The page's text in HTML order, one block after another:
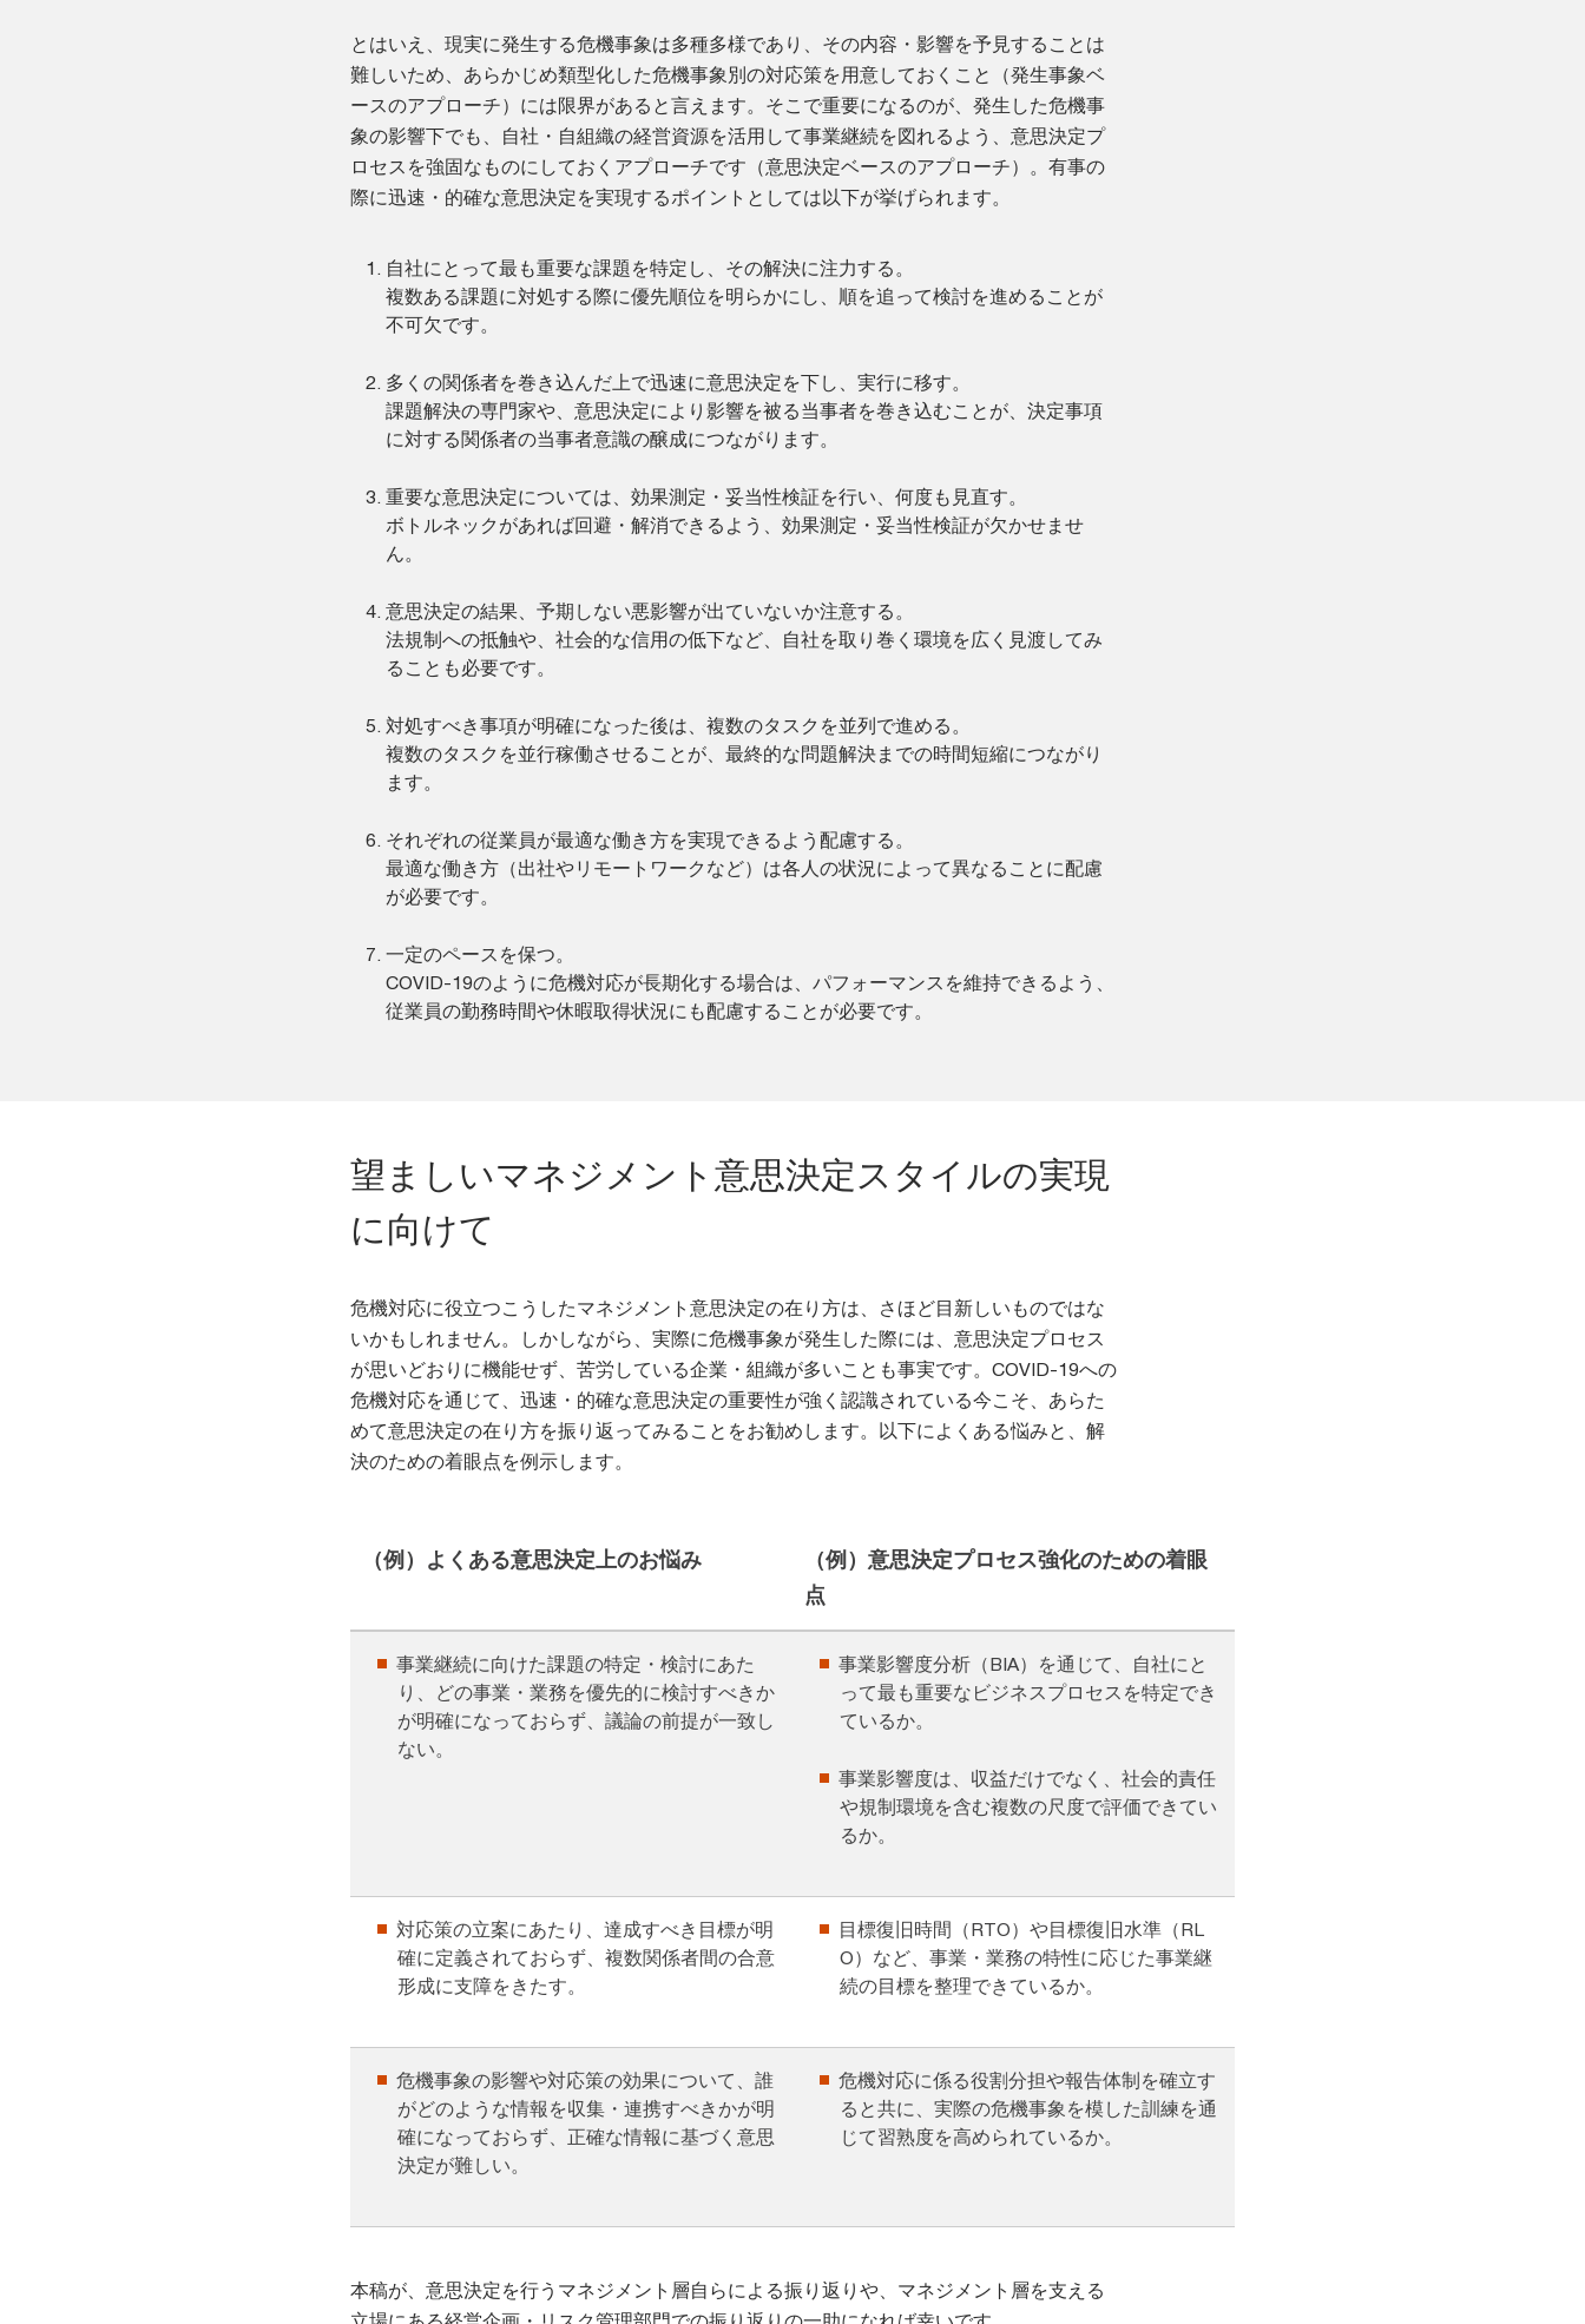
とはいえ、現実に発生する危機事象は多種多様であり、その内容・影響を予見することは
難しいため、あらかじめ類型化した危機事象別の対応策を用意しておくこと（発生事象ベ
ースのアプローチ）には限界があると言えます。そこで重要になるのが、発生した危機事
象の影響下でも、自社・自組織の経営資源を活用して事業継続を図れるよう、意思決定プ
ロセスを強固なものにしておくアプローチです（意思決定ベースのアプローチ）。有事の
際に迅速・的確な意思決定を実現するポイントとしては以下が挙げられます。
自社にとって最も重要な課題を特定し、その解決に注力する。
複数ある課題に対処する際に優先順位を明らかにし、順を追って検討を進めることが
不可欠です。
多くの関係者を巻き込んだ上で迅速に意思決定を下し、実行に移す。
課題解決の専門家や、意思決定により影響を被る当事者を巻き込むことが、決定事項
に対する関係者の当事者意識の醸成につながります。
重要な意思決定については、効果測定・妥当性検証を行い、何度も見直す。
ボトルネックがあれば回避・解消できるよう、効果測定・妥当性検証が欠かせませ
ん。
意思決定の結果、予期しない悪影響が出ていないか注意する。
法規制への抵触や、社会的な信用の低下など、自社を取り巻く環境を広く見渡してみ
ることも必要です。
対処すべき事項が明確になった後は、複数のタスクを並列で進める。
複数のタスクを並行稼働させることが、最終的な問題解決までの時間短縮につながり
ます。
それぞれの従業員が最適な働き方を実現できるよう配慮する。
最適な働き方（出社やリモートワークなど）は各人の状況によって異なることに配慮
が必要です。
一定のペースを保つ。
COVID-19のように危機対応が長期化する場合は、パフォーマンスを維持できるよう、
従業員の勤務時間や休暇取得状況にも配慮することが必要です。
望ましいマネジメント意思決定スタイルの実現
に向けて
危機対応に役立つこうしたマネジメント意思決定の在り方は、さほど目新しいものではな
いかもしれません。しかしながら、実際に危機事象が発生した際には、意思決定プロセス
が思いどおりに機能せず、苦労している企業・組織が多いことも事実です。COVID-19への
危機対応を通じて、迅速・的確な意思決定の重要性が強く認識されている今こそ、あらた
めて意思決定の在り方を振り返ってみることをお勧めします。以下によくある悩みと、解
決のための着眼点を例示します。
（例）よくある意思決定上のお悩み
（例）意思決定プロセス強化のための着眼
点
事業継続に向けた課題の特定・検討にあた
り、どの事業・業務を優先的に検討すべきか
が明確になっておらず、議論の前提が一致し
ない。
事業影響度分析（BIA）を通じて、自社にと
って最も重要なビジネスプロセスを特定でき
ているか。
事業影響度は、収益だけでなく、社会的責任
や規制環境を含む複数の尺度で評価できてい
るか。
対応策の立案にあたり、達成すべき目標が明
確に定義されておらず、複数関係者間の合意
形成に支障をきたす。
目標復旧時間（RTO）や目標復旧水準（RL
O）など、事業・業務の特性に応じた事業継
続の目標を整理できているか。
危機事象の影響や対応策の効果について、誰
がどのような情報を収集・連携すべきかが明
確になっておらず、正確な情報に基づく意思
決定が難しい。
危機対応に係る役割分担や報告体制を確立す
ると共に、実際の危機事象を模した訓練を通
じて習熟度を高められているか。
本稿が、意思決定を行うマネジメント層自らによる振り返りや、マネジメント層を支える